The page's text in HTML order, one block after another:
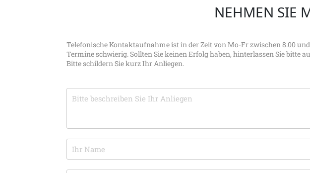
NEHMEN SIE
Telefonische Kontaktaufnahme ist in der Zeit von Mo-Fr zwischen 8.00
Termine schwierig. Sollten Sie keinen Erfolg haben, hinterlassen Sie
Bitte schildern Sie kurz Ihr Anliegen.